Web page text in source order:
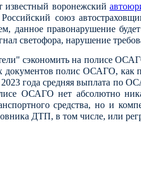
воронежский
союз
данное правонарушение
светофора, нарушение
сэкономить на полисе
документов полис ОСАГО, как
года средняя выплата по
ОСАГО нет абсолютно
средства, но и
ДТП, в том числе, или